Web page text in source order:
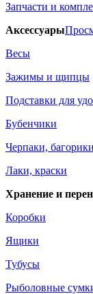
Запчасти и
Аксессуары
Весы
Зажимы и щипцы
Подставки для
Бубенчики
Черпаки, багорики
Лаки, краски
Хранение и
Коробки
Ящики
Тубусы
Рыболовные